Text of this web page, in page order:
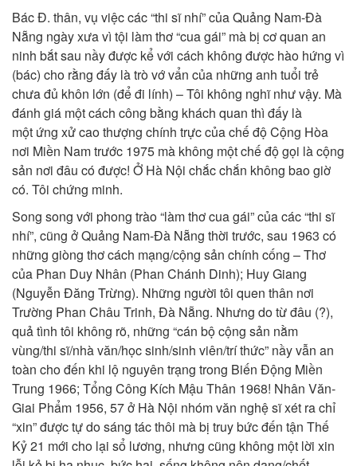
Bác Đ. thân, vụ việc các “thi sĩ nhí” của Quảng Nam-Đà
Nẵng ngày xưa vì tội làm thơ “cua gái” mà bị cơ quan an
ninh bắt sau nầy được kể với cách không được hào hứng vì
(bác) cho rằng đấy là trò vớ vẩn của những anh tuổi trẻ
chưa đủ khôn lớn (để đi lính) – Tôi không nghĩ như vậy. Mà
đánh giá một cách công bằng khách quan thì đấy là
một ứng xử cao thượng chính trực của chế độ Cộng Hòa
nơi Miền Nam trước 1975 mà không một chế độ gọi là cộng
sản nơi đâu có được! Ở Hà Nội chắc chắn không bao giờ
có. Tôi chứng minh.
Song song với phong trào “làm thơ cua gái” của các “thi sĩ
nhí”, cũng ở Quảng Nam-Đà Nẵng thời trước, sau 1963 có
những giòng thơ cách mạng/cộng sản chính cống – Thơ
của Phan Duy Nhân (Phan Chánh Dinh); Huy Giang
(Nguyễn Đăng Trừng). Những người tôi quen thân nơi
Trường Phan Châu Trinh, Đà Nẵng. Nhưng do từ đâu (?),
quả tình tôi không rõ, những “cán bộ cộng sản nằm
vùng/thi sĩ/nhà văn/học sinh/sinh viên/trí thức” nầy vẫn an
toàn cho đến khi lộ nguyên trạng trong Biến Động Miền
Trung 1966; Tổng Công Kích Mậu Thân 1968! Nhân Văn-
Giai Phẩm 1956, 57 ở Hà Nội nhóm văn nghệ sĩ xét ra chỉ
“xin” được tự do sáng tác thôi mà bị truy bức đến tận Thế
Kỷ 21 mới cho lại sổ lương, nhưng cũng không một lời xin